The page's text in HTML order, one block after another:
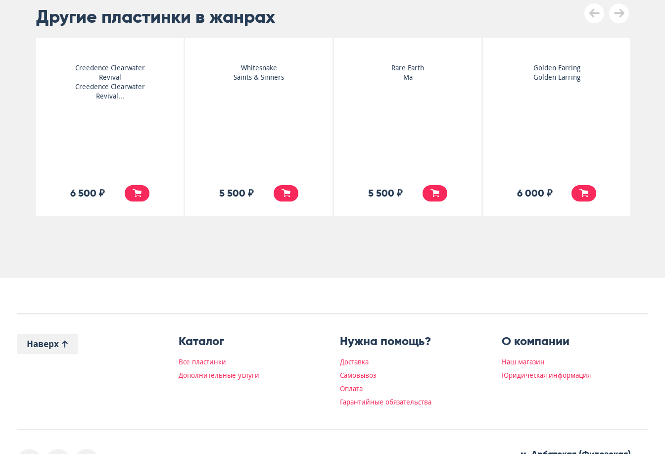
Другие пластинки в жанрах
Rare Earth
Ma
5 500 ₽
Golden Earring
Golden Earring
6 000 ₽
Golden Earring
Miracle Mirror
10 000 ₽
Styx
The Serpent Is Rising
10 000 ₽
Наверх Каталог
Все пластинки
Дополнительные услуги
Нужна помощь?
Доставка
Самовывоз
Оплата
Гарантийные обязательства
О компании
Наш магазин
Юридическая информация